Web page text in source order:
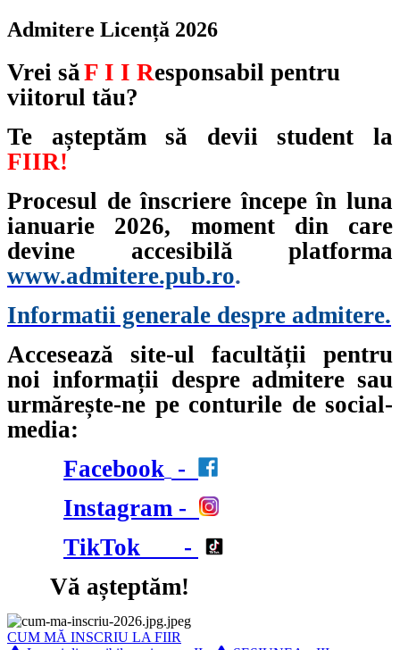
Admitere Licență 2026
Vrei să F I I Responsabil pentru
viitorul tău?
Te așteptăm să devii student la
FIIR!
Procesul de înscriere începe în luna
ianuarie 2026, moment din care
devine accesibilă platforma
www.admitere.pub.ro.
Informatii generale despre admitere.
Accesează site-ul facultății pentru
noi informații despre admitere sau
urmărește-ne pe conturile de social-
media:
Facebook -
Instagram -
TikTok -
Vă așteptăm!
CUM MĂ INSCRIU LA FIIR